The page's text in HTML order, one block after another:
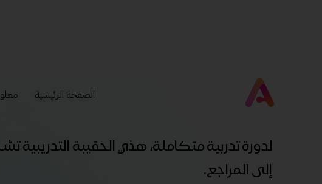
الصفحة الرئيسية
لدورة تدربية متكاملة، هذي الحقيبة
إلى المراجع.